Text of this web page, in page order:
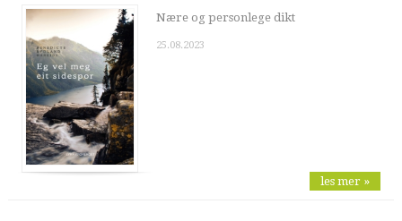
Nære og personlege dikt
25.08.2023
les mer »